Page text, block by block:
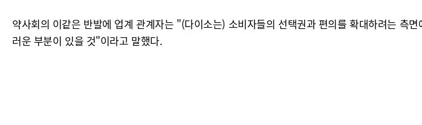
약사회의 이같은 반발에 업계 관계자는 "(다이소는) 소비자들의 선택권과 편의를 확대하려는 측
러운 부분이 있을 것"이라고 말했다.